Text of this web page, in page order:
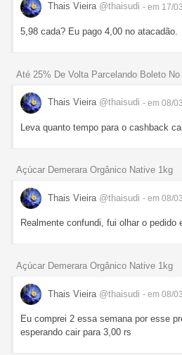
Thais Vieira @thaisudi - em 17/
5,98 cada? Eu pago 4,00 no atacadão.
Até 25% De Volta Parcelando Boleto
Thais Vieira @thaisudi - em 08/
Leva quanto tempo para o cashback
Açúcar Demerara Orgânico Native 1kg
Thais Vieira @thaisudi - em 08/
Realmente confundi, fui olhar o pedido
Açúcar Demerara Orgânico Native 1kg
Thais Vieira @thaisudi - em 08/
Eu comprei 2 essa semana por esse
esperando cair para 3,00 rs